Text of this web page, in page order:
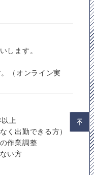
します。
（オンライン実
上
く出勤できる方）
作業調整
い方